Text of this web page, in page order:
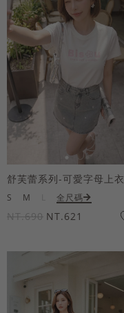
舒芙蕾系列-可愛字母上衣
S M 全尺碼
NT.690 NT.621